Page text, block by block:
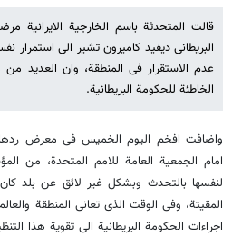
قالت المتحدثة باسم الخارجیة الایرانیة
البریطانی دیفید کامیرون تشیر الی استمرار
عدم الاستقرار فی المنطقة، وان العدید
الخاطئة للحکومة البریطانیة.
واضافت افخم الیوم الخمیس فی معرض ردها
امام الجمعیة العامة للامم المتحدة، من
لنفسها بالتحدث وبشکل غیر لائق عن بلد
المقیتة، وفی الوقت الذی تعانی المنطقة
اجراءات الحکومة البریطانیة الی تقویة هذا